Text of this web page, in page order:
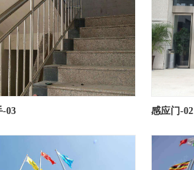
合作案例 合作案例
-03 感应门-02